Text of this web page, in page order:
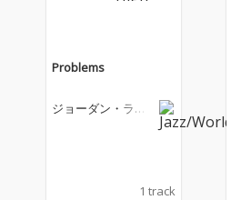
Problems
ジョーダン・ラカ
1 track